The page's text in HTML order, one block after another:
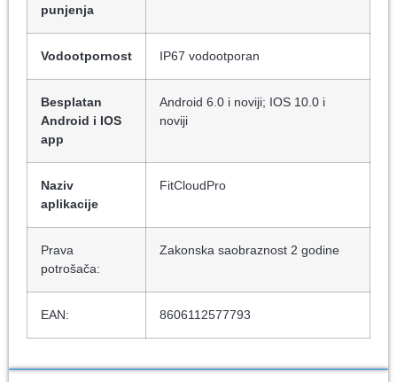
punjenja
Vodootpornost IP67 vodootporan
Besplatan
Android i IOS
app
Android 6.0 i noviji; IOS 10.0 i
noviji
Naziv
aplikacije
FitCloudPro
Prava
potrošača:
Zakonska saobraznost 2 godine
EAN: 8606112577793